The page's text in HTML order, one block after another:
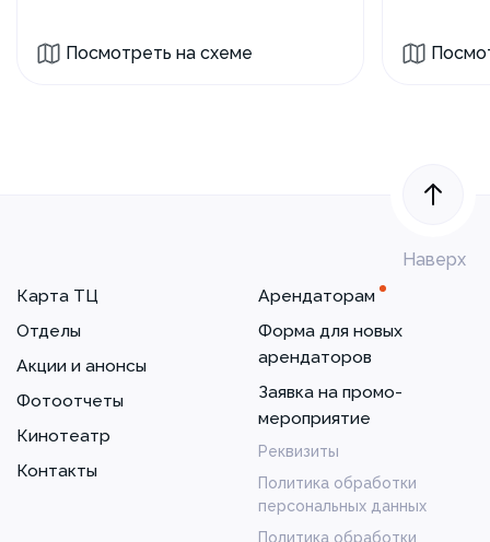
Посмотреть на схеме
Наверх
Карта ТЦ
Отделы
Акции и анонсы
Фотоотчеты
Кинотеатр
Контакты
Арендаторам
Форма для новых
арендаторов
Заявка на промо-
мероприятие
Реквизиты
Политика обработки
персональных данных
Политика обработки